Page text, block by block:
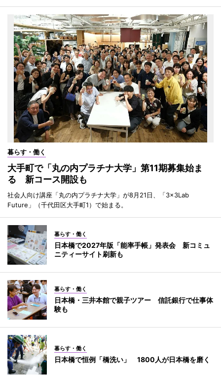
暮らす・働く
大手町で「丸の内プラチナ大学」第11期募集始ま
る 新コース開設も
社会人向け講座「丸の内プラチナ大学」が8月21日、「3×3Lab
Future」（千代田区大手町1）で始まる。
暮らす・働く
日本橋で2027年版「能率手帳」発表会 新コミュ
ニティーサイト刷新も
暮らす・働く
日本橋・三井本館で親子ツアー 信託銀行で仕事体
験も
暮らす・働く
日本橋で恒例「橋洗い」 1800人が日本橋を磨く